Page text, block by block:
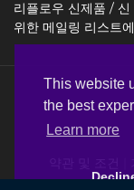
This website
the best
Learn more
리플로우 신제품 /
위한 메일링 리스트